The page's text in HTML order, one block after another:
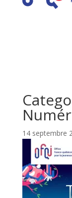
14 septembre